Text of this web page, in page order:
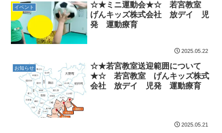
イベント
☆★ミニ運動会★☆ 若宮教室
げんキッズ株式会社 放デイ 児
発 運動療育
2025.05.22
お知らせ
☆★若宮教室送迎範囲について
★☆ 若宮教室 げんキッズ株式
会社 放デイ 児発 運動療育
2025.05.21